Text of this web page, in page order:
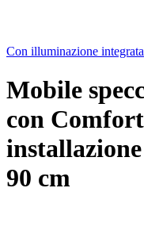
Con illuminazione integrata
Mobile
con
90 cm